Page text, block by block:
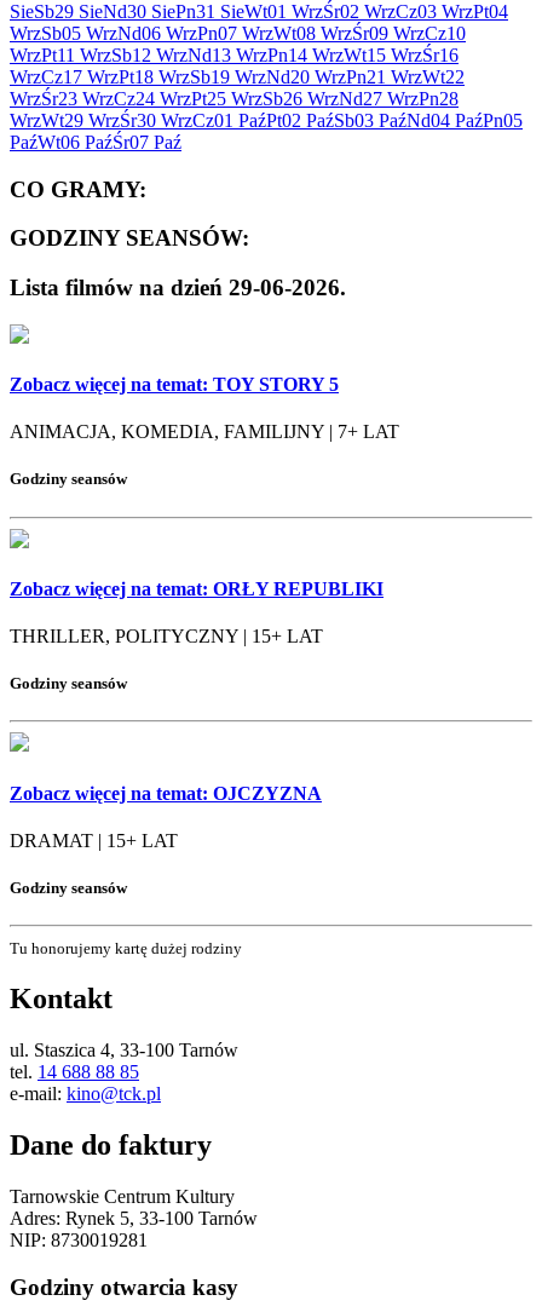
SieSb29 SieNd30 SiePn31 SieWt01 WrzŚr02 WrzCz03 WrzPt04
WrzSb05 WrzNd06 WrzPn07 WrzWt08 WrzŚr09 WrzCz10
WrzPt11 WrzSb12 WrzNd13 WrzPn14 WrzWt15 WrzŚr16
WrzCz17 WrzPt18 WrzSb19 WrzNd20 WrzPn21 WrzWt22
WrzŚr23 WrzCz24 WrzPt25 WrzSb26 WrzNd27 WrzPn28
WrzWt29 WrzŚr30 WrzCz01 PaźPt02 PaźSb03 PaźNd04 PaźPn05
PaźWt06 PaźŚr07 Paź
CO GRAMY:
GODZINY SEANSÓW:
Lista filmów na dzień 29-06-2026.
Zobacz więcej na temat: TOY STORY 5
ANIMACJA, KOMEDIA, FAMILIJNY | 7+ LAT
Godziny seansów
Zobacz więcej na temat: ORŁY REPUBLIKI
THRILLER, POLITYCZNY | 15+ LAT
Godziny seansów
Zobacz więcej na temat: OJCZYZNA
DRAMAT | 15+ LAT
Godziny seansów
Tu honorujemy kartę dużej rodziny
Kontakt
ul. Staszica 4, 33-100 Tarnów
tel. 14 688 88 85
e-mail: kino@tck.pl
Dane do faktury
Tarnowskie Centrum Kultury
Adres: Rynek 5, 33-100 Tarnów
NIP: 8730019281
Godziny otwarcia kasy